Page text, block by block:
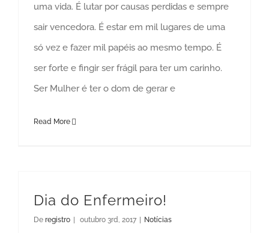
uma vida. É lutar por causas perdidas e sempre
sair vencedora. É estar em mil lugares de uma
só vez e fazer mil papéis ao mesmo tempo. É
ser forte e fingir ser frágil para ter um carinho.
Ser Mulher é ter o dom de gerar e
Read More
Dia do Enfermeiro!
De registro | outubro 3rd, 2017 | Notícias